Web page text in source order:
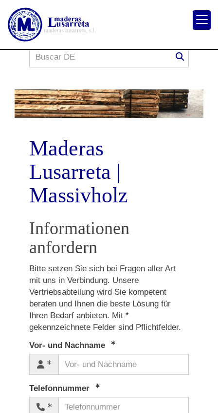
Maderas
Lusarreta |
Massivholz
Informationen
anfordern
Bitte setzen Sie sich bei Fragen aller Art
mit uns in Verbindung. Unsere
Vertriebsabteilung wird Sie kompetent
beraten und Ihnen die beste Lösung für
Ihren Bedarf anbieten. Mit *
gekennzeichnete Felder sind Pflichtfelder.
Vor- und Nachname
Telefonnummer